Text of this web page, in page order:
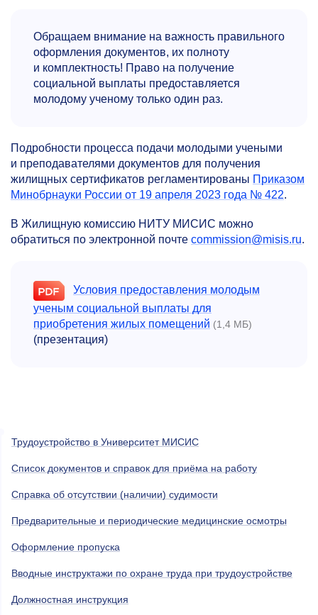
Обращаем внимание на важность правильного
оформления документов, их полноту
и комплектность! Право на получение
социальной выплаты предоставляется
молодому ученому только один раз.
Подробности процесса подачи молодыми учеными
и преподавателями документов для получения
жилищных сертификатов регламентированы Приказом
Минобрнауки России от 19 апреля 2023 года № 422.
В Жилищную комиссию НИТУ МИСИС можно
обратиться по электронной почте commission@misis.ru.
Условия предоставления молодым
ученым социальной выплаты для
приобретения жилых помещений (1,4 МБ)
(презентация)
Трудоустройство в Университет МИСИС
Список документов и справок для приёма на работу
Справка об отсутствии (наличии) судимости
Предварительные и периодические медицинские осмотры
Оформление пропуска
Вводные инструктажи по охране труда при трудоустройстве
Должностная инструкция